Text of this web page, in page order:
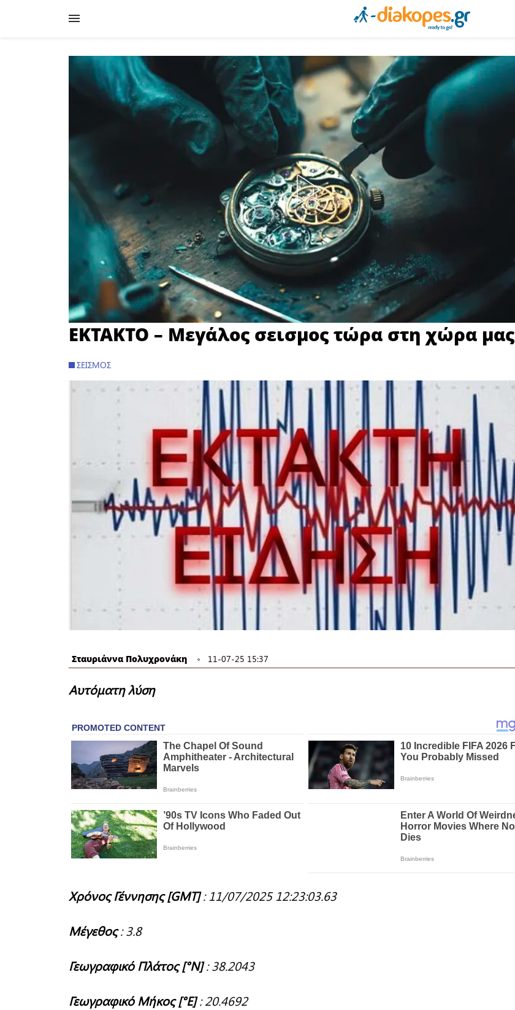
EKTAKTO – Μεγάλος σεισμoς τώρα στη χώρα μας
ΣΕΙΣΜΌΣ
Σταυριάννα Πολυχρονάκη 11-07-25 15:37
Αυτόματη λύση
Χρόνος Γέννησης [GMT]: 11/07/2025 12:23:03.63
Μέγεθος: 3.8
Γεωγραφικό Πλάτος [°N]: 38.2043
Γεωγραφικό Μήκος [°E]: 20.4692